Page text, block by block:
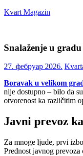
Skip
Kvart Magazin
click
vas!
Snalaženje u
27. фебруар 2026.
Boravak u velikom
nije dostupno – bilo da
otvorenost ka različitim
Javni prevoz
Za mnoge ljude, prvi
Prednost javnog